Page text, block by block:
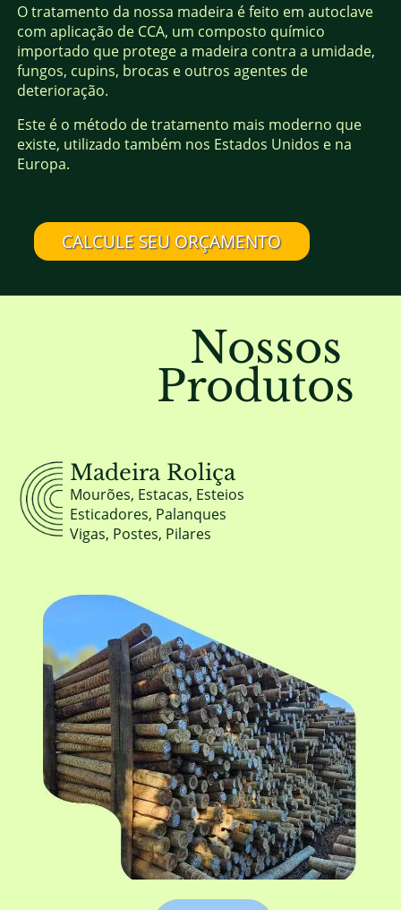
O tratamento da nossa madeira é feito em autoclave
com aplicação de CCA, um composto químico
importado que protege a madeira contra a umidade,
fungos, cupins, brocas e outros agentes de
deterioração.
Este é o método de tratamento mais moderno que
existe, utilizado também nos Estados Unidos e na
Europa.
CALCULE SEU ORÇAMENTO
Nossos
Produtos
Madeira Roliça
Mourões, Estacas, Esteios
Esticadores, Palanques
Vigas, Postes, Pilares